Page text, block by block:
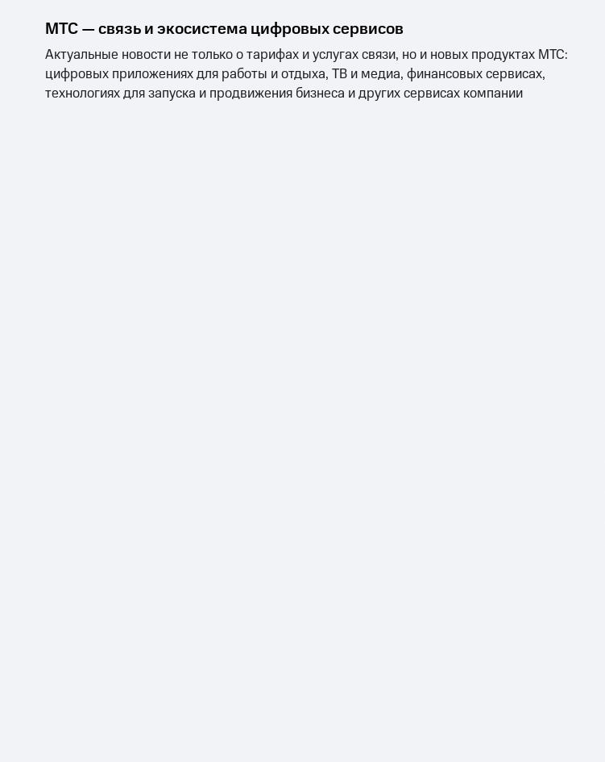
МТС — связь и экосистема цифровых сервисов
Актуальные новости не только о тарифах и услугах связи, но и новых продуктах МТС:
цифровых приложениях для работы и отдыха, ТВ и медиа, финансовых сервисах,
технологиях для запуска и продвижения бизнеса и других сервисах компании